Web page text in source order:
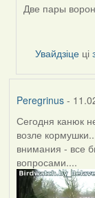
In
Две пары
Увайдзіце ці
Peregrinus-
Сегодня канюк
возле
внимания - все
вопросами....